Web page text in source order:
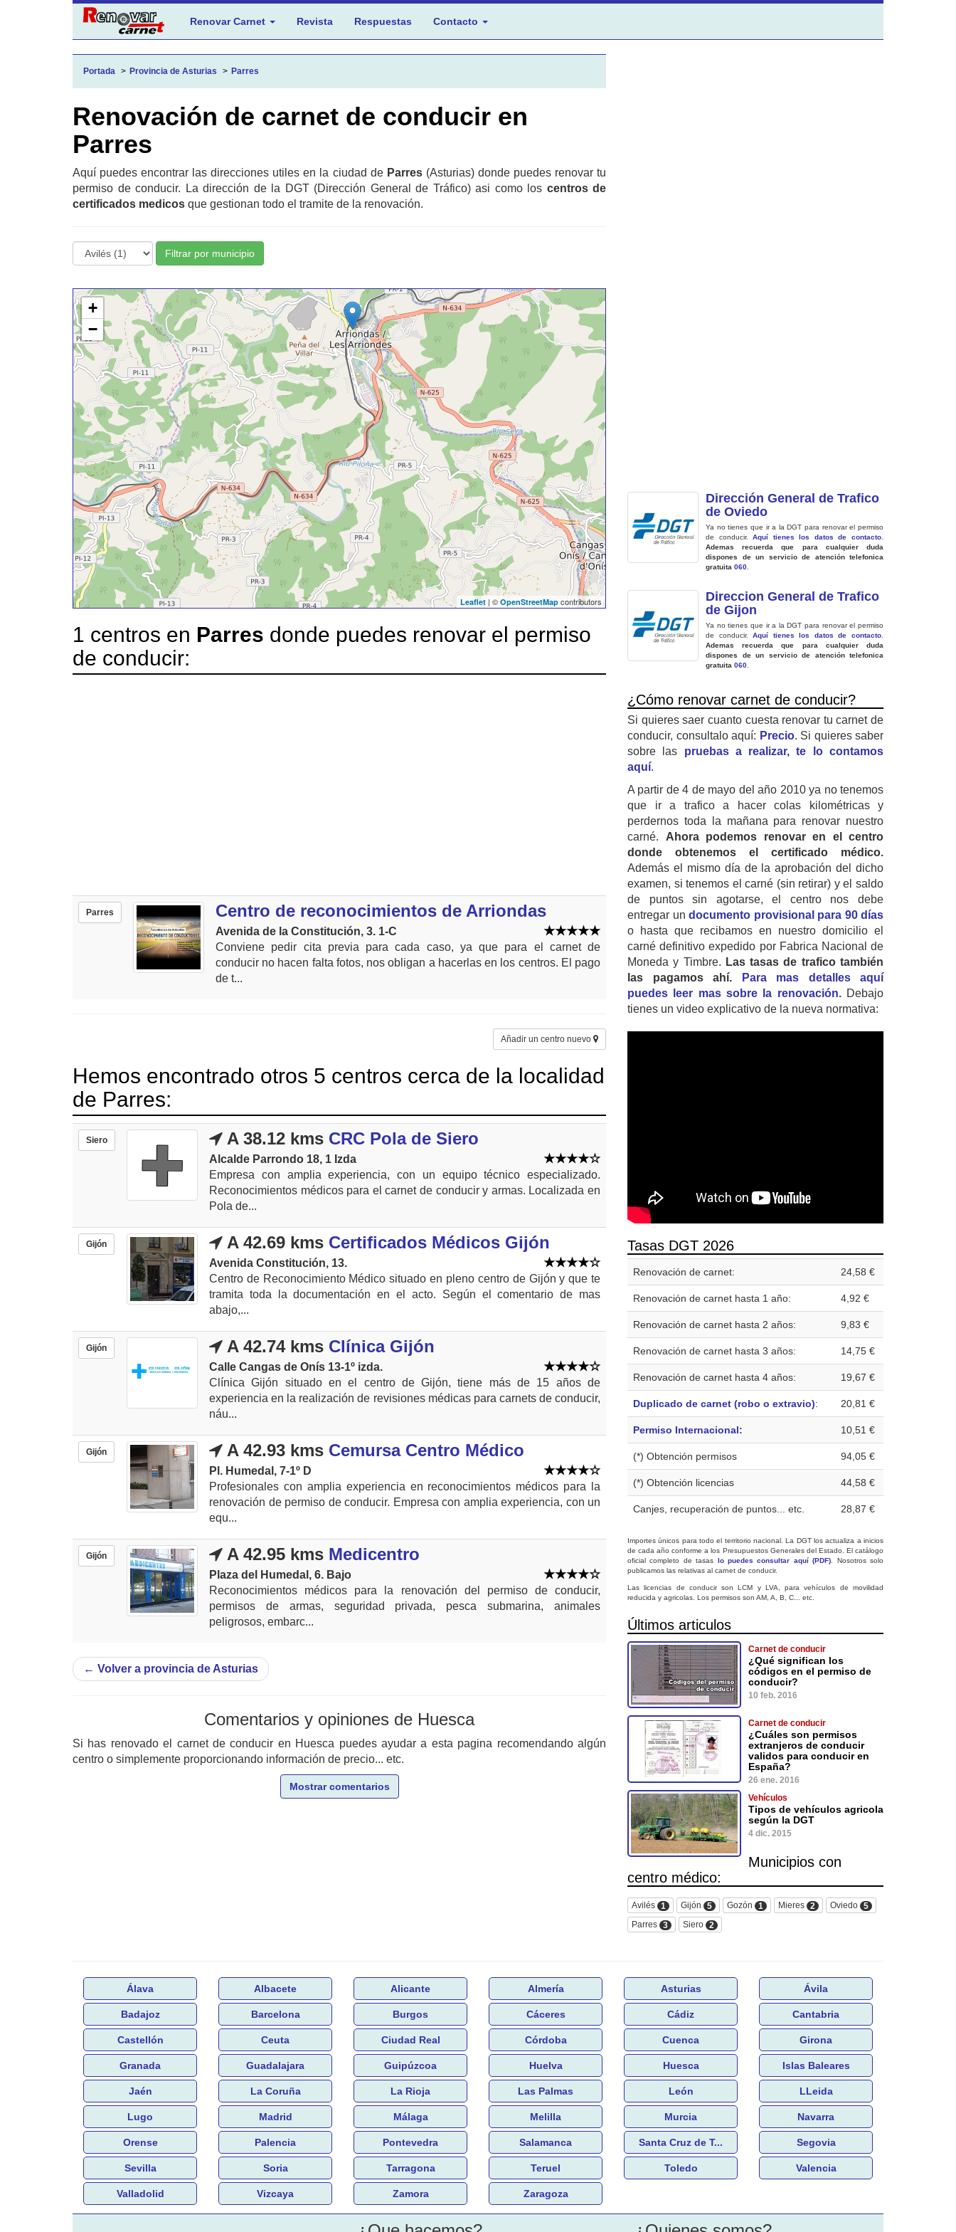
Renovar Carnet Revista Respuestas Contacto
Portada Provincia de Asturias Parres
Renovación de carnet de conducir en
Parres
Aquí puedes encontrar las direcciones utiles en la ciudad de Parres(Asturias) donde puedes renovar tu
permiso de conducir. La dirección de la DGT (Dirección General de Tráfico) asi como los centros de
certificados medicos que gestionan todo el tramite de la renovación.
Filtrar por municipio
+
−
Leaflet | ©OpenStreetMap contributors
1 centros en Parres donde puedes renovar el permiso
de conducir:
Parres Centro de reconocimientos de Arriondas
Avenida de la Constitución, 3. 1-C
Conviene pedir cita previa para cada caso, ya que para el carnet de
conducir no hacen falta fotos, nos obligan a hacerlas en los centros. El pago
de t...
Añadir un centro nuevo
Hemos encontrado otros 5 centros cerca de la localidad
de Parres:
Siero A 38.12 kms CRC Pola de Siero
Alcalde Parrondo 18, 1 Izda
Empresa con amplia experiencia, con un equipo técnico especializado.
Reconocimientos médicos para el carnet de conducir y armas. Localizada en
Pola de...
Gijón A 42.69 kms Certificados Médicos Gijón
Avenida Constitución, 13.
Centro de Reconocimiento Médico situado en pleno centro de Gijón y que te
tramita toda la documentación en el acto. Según el comentario de mas
abajo,...
Gijón A 42.74 kms Clínica Gijón
Calle Cangas de Onís 13-1º izda.
Clínica Gijón situado en el centro de Gijón, tiene más de 15 años de
experiencia en la realización de revisiones médicas para carnets de conducir,
náu...
Gijón A 42.93 kms Cemursa Centro Médico
Pl. Humedal, 7-1º D
Profesionales con amplia experiencia en reconocimientos médicos para la
renovación de permiso de conducir. Empresa con amplia experiencia, con un
equ...
Gijón A 42.95 kms Medicentro
Plaza del Humedal, 6. Bajo
Reconocimientos médicos para la renovación del permiso de conducir,
permisos de armas, seguridad privada, pesca submarina, animales
peligrosos, embarc...
← Volver a provincia de Asturias
Comentarios y opiniones de Huesca
Si has renovado el carnet de conducir en Huesca puedes ayudar a esta pagina recomendando algún
centro o simplemente proporcionando información de precio... etc.
Mostrar comentarios
Dirección General de Trafico
de Oviedo
Ya no tienes que ir a la DGT para renovar el permiso
de conducir.Aquí tienes los datos de contacto
Ademas recuerda que para cualquier duda
dispones de un servicio de atención telefonica
gratuita 060
Direccion General de Trafico
de Gijon
Ya no tienes que ir a la DGT para renovar el permiso
de conducir.Aquí tienes los datos de contacto
Ademas recuerda que para cualquier duda
dispones de un servicio de atención telefonica
gratuita 060
¿Cómo renovar carnet de conducir?
Si quieres saer cuanto cuesta renovar tu carnet de
conducir, consultalo aquí: Precio. Si quieres saber
sobre las pruebas a realizar, te lo contamos
aquí.
A partir de 4 de mayo del año 2010 ya no tenemos
que ir a trafico a hacer colas kilométricas y
perdernos toda la mañana para renovar nuestro
carné. Ahora podemos renovar en el centro
donde obtenemos el certificado médico.
Además el mismo día de la aprobación del dicho
examen, si tenemos el carné (sin retirar) y el saldo
de puntos sin agotarse, el centro nos debe
entregar un documento provisional para 90 días
o hasta que recibamos en nuestro domicilio el
carné definitivo expedido por Fabrica Nacional de
Moneda y Timbre. Las tasas de trafico también
las pagamos ahí.
Para mas detalles aquí
puedes leer mas sobre la renovación.Debajo
tienes un video explicativo de la nueva normativa:
Tasas DGT 2026
Renovación de carnet: 24,58 €
Renovación de carnet hasta 1 año: 4,92 €
Renovación de carnet hasta 2 años: 9,83 €
Renovación de carnet hasta 3 años: 14,75 €
Renovación de carnet hasta 4 años: 19,67 €
Duplicado de carnet (robo o extravio): 20,81 €
Permiso Internacional: 10,51 €
(*) Obtención permisos 94,05 €
(*) Obtención licencias 44,58 €
Canjes, recuperación de puntos... etc. 28,87 €
Importes únicos para todo el territorio nacional. La DGT los actualiza a inicios
de cada año conforme a los Presupuestos Generales del Estado. El catálogo
oficial completo de tasas lo puedes consultar aquí (PDF) . Nosotros solo
publicamos las relativas al carnet de conducir.
Las licencias de conducir son LCM y LVA, para vehículos de movilidad
reducida y agricolas. Los permisos son AM, A, B, C... etc.
Últimos articulos
Carnet de conducir
¿Qué significan los
códigos en el permiso de
conducir?
10 feb. 2016
Carnet de conducir
¿Cuáles son permisos
extranjeros de conducir
validos para conducir en
España?
26 ene. 2016
Vehículos
Tipos de vehículos agricola
según la DGT
4 dic. 2015
Municipios con
centro médico:
Avilés 1 Gijón 5 Gozón 1 Mieres 2 Oviedo 5
Parres 3 Siero 2
Álava Albacete Alicante Almería Asturias Ávila
Badajoz Barcelona Burgos Cáceres Cádiz Cantabria
Castellón Ceuta Ciudad Real Córdoba Cuenca Girona
Granada Guadalajara Guipúzcoa Huelva Huesca Islas Baleares
Jaén La Coruña La Rioja Las Palmas León LLeida
Lugo Madrid Málaga Melilla Murcia Navarra
Orense Palencia Pontevedra Salamanca Santa Cruz de T... Segovia
Sevilla Soria Tarragona Teruel Toledo Valencia
Valladolid Vizcaya Zamora Zaragoza